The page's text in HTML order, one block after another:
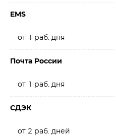
EMS
от 1 раб. дня
Почта России
от 1 раб. дня
СДЭК
от 2 раб. дней